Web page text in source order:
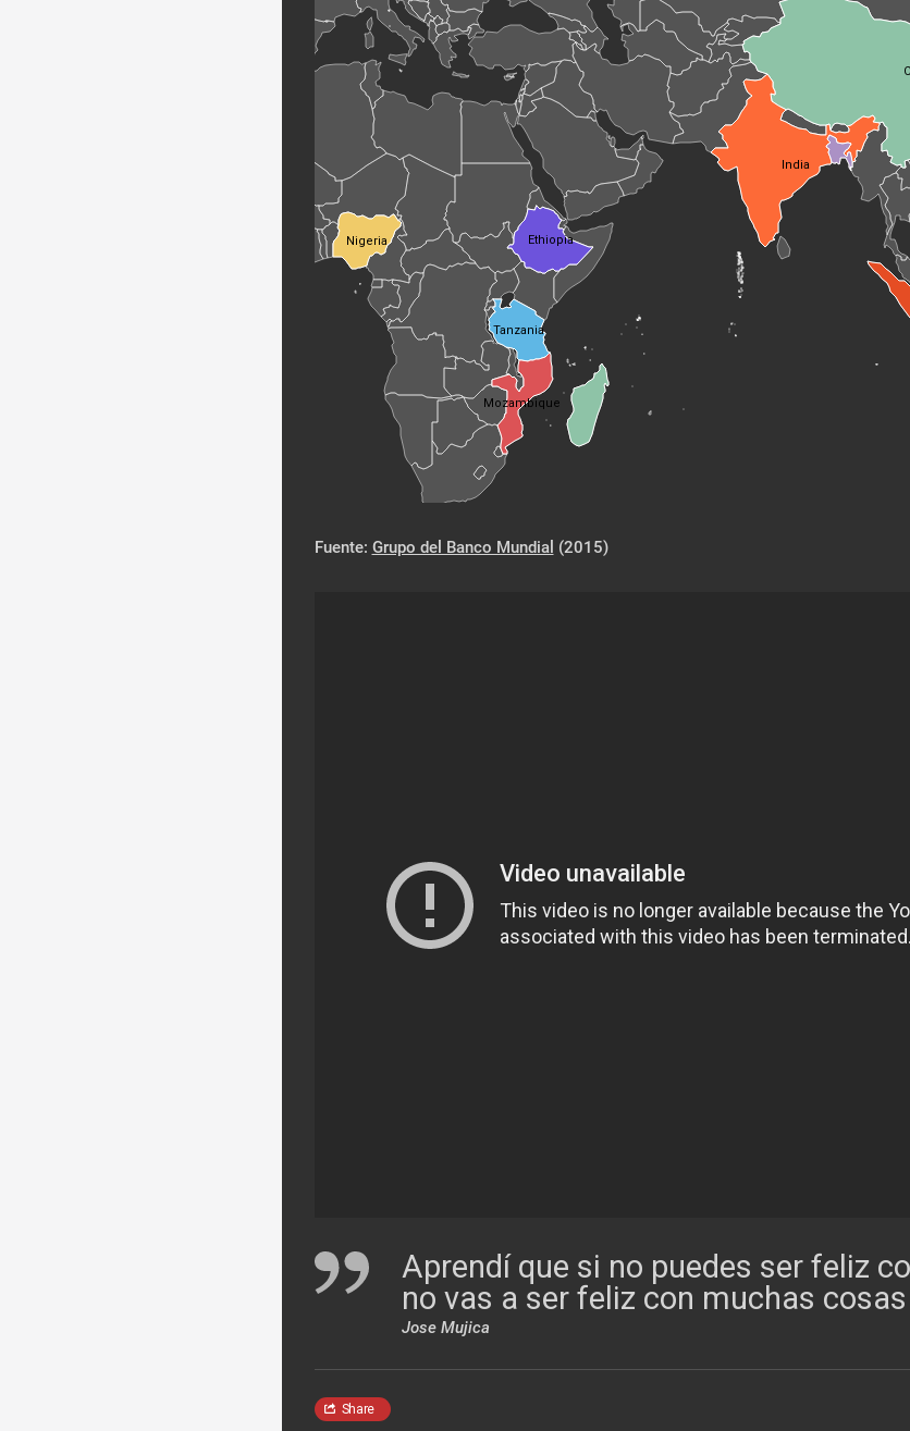
India
Ethiopia
Nigeria
Tanzania
Mozambique
Fuente: Grupo del Banco Mundial (2015)
Aprendí que si no puedes ser feliz
no vas a ser feliz con muchas cosas
Jose Mujica
Share